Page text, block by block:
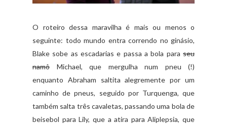
O roteiro dessa maravilha é mais ou menos o
seguinte: todo mundo entra correndo no ginásio,
Blake sobe as escadarias e passa a bola para seu
namô Michael, que mergulha num pneu (!)
enquanto Abraham saltita alegremente por um
caminho de pneus, seguido por Turquenga, que
também salta três cavaletas, passando uma bola de
beisebol para Lily, que a atira para Aliplepsia, que